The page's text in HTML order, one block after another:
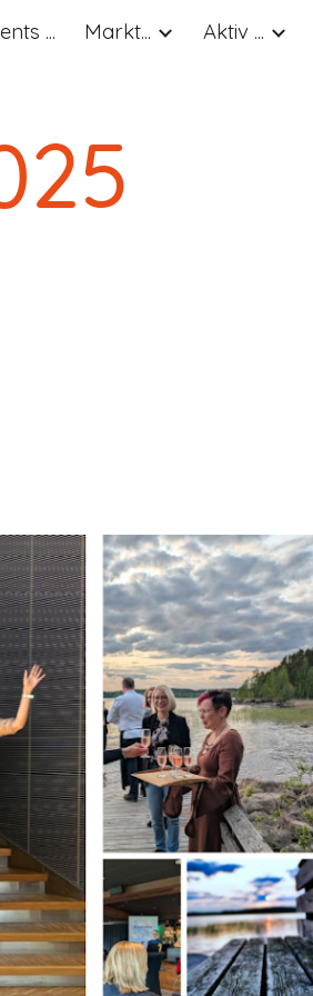
... Markt... Aktiv ...